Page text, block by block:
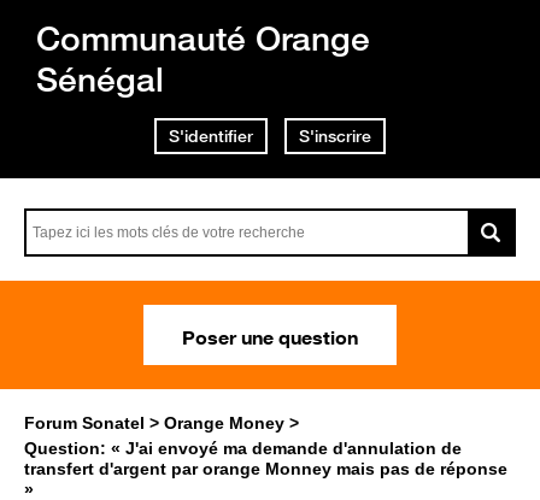
Communauté Orange
Sénégal
S'identifier S'inscrire
Poser une question
Forum Sonatel
Orange Money
Question: « J'ai envoyé ma demande d'annulation de
transfert d'argent par orange Monney mais pas de réponse
»